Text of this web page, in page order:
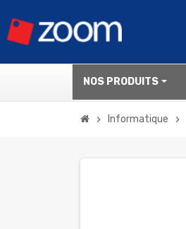
NOS PRODUITS
chevron_right Informatique chevron_right